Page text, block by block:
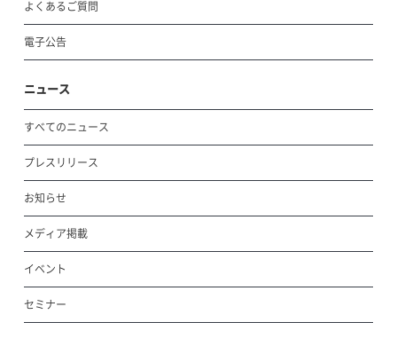
よくあるご質問
電子公告
ニュース
すべてのニュース
プレスリリース
お知らせ
メディア掲載
イベント
セミナー